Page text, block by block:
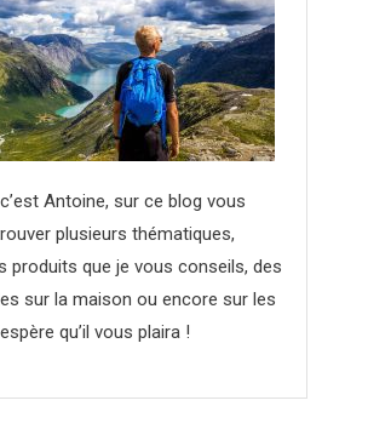
Antoine, sur ce blog vous
plusieurs thématiques,
produits que je vous conseils, des
sur la maison ou encore sur les
qu’il vous plaira !